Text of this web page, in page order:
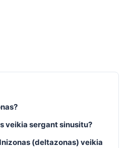
veikia sergant sinusitu?
(deltazonas) veikia